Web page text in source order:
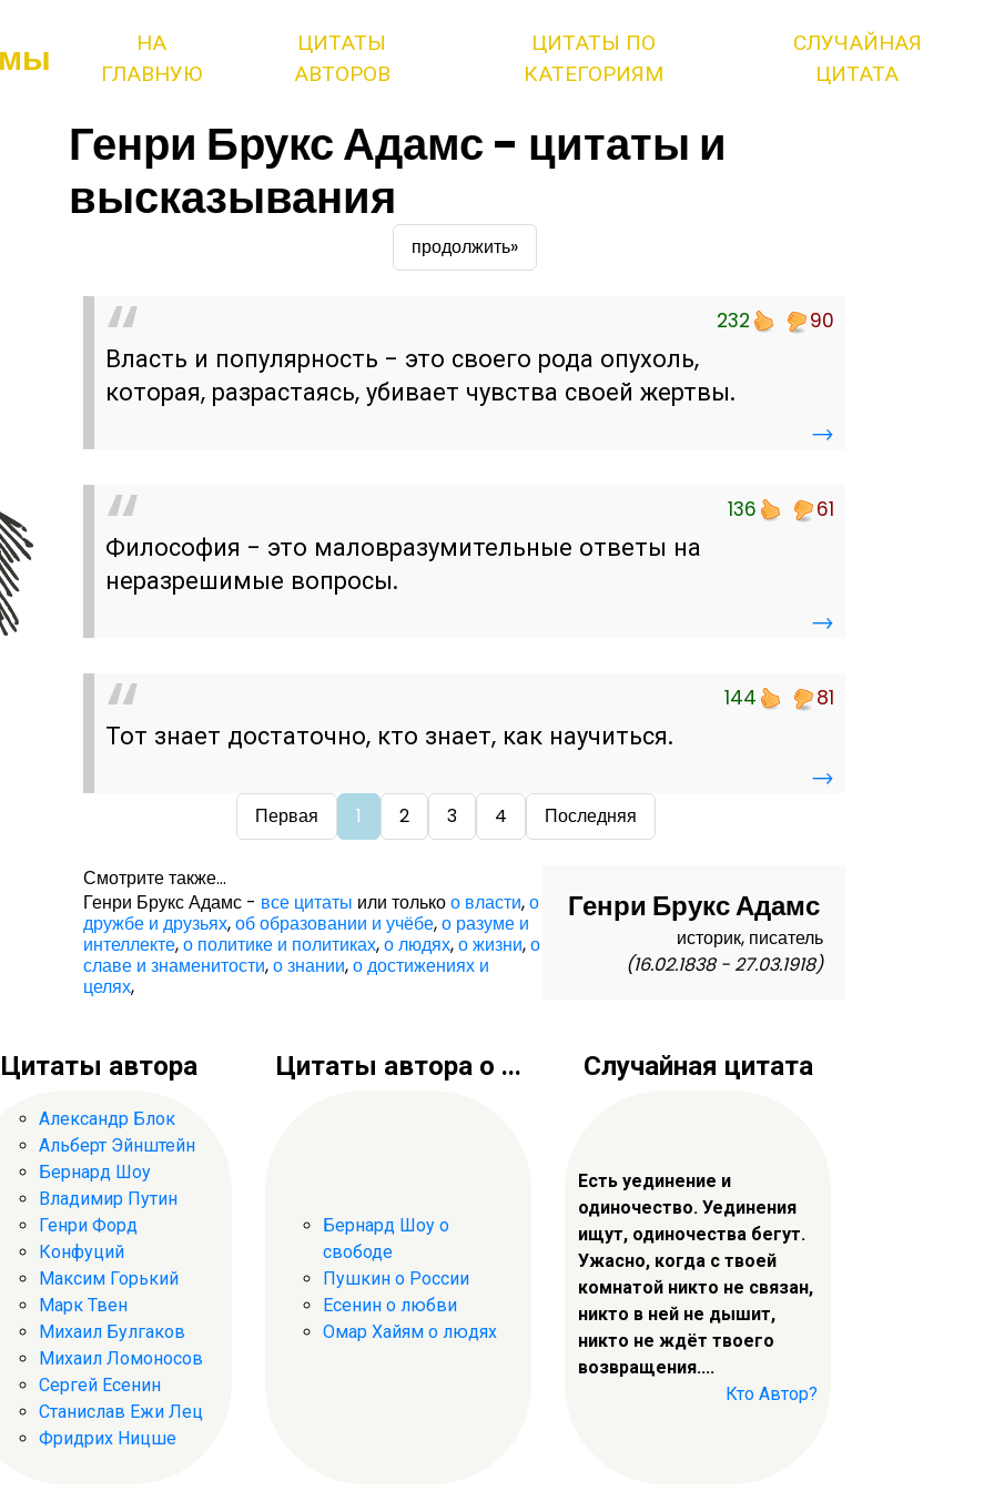
НА
ГЛАВНУЮ
ЦИТАТЫ
АВТОРОВ
ЦИТАТЫ ПО
КАТЕГОРИЯМ
СЛУЧАЙНАЯ
ЦИТАТА
Генри Брукс Адамс - цитаты и
высказывания
продолжить»
232 90
Власть и популярность - это своего рода опухоль,
которая, разрастаясь, убивает чувства своей жертвы.
→
136 61
Философия - это маловразумительные ответы на
неразрешимые вопросы.
→
144 81
Тот знает достаточно, кто знает, как научиться.
→
Первая 1 2 3 4 Последняя
Генри Брукс Адамс
историк, писатель
(16.02.1838 - 27.03.1918)
Смотрите также...
Генри Брукс Адамс - все цитаты или толькоо власти,о
дружбе и друзьях,об образовании и учёбе,о разуме и
интеллекте,о политике и политиках,о людях,о жизни,о
славе и знаменитости,о знании,о достижениях и
целях,
Цитаты автора
Александр Блок
Альберт Эйнштейн
Бернард Шоу
Владимир Путин
Генри Форд
Конфуций
Максим Горький
Марк Твен
Михаил Булгаков
Михаил Ломоносов
Сергей Есенин
Станислав Ежи Лец
Фридрих Ницше
Цитаты автора о ...
Бернард Шоу о
свободе
Пушкин о России
Есенин о любви
Омар Хайям о людях
Случайная цитата
Есть уединение и
одиночество. Уединения
ищут, одиночества бегут.
Ужасно, когда с твоей
комнатой никто не связан,
никто в ней не дышит,
никто не ждёт твоего
возвращения....
Кто Автор?